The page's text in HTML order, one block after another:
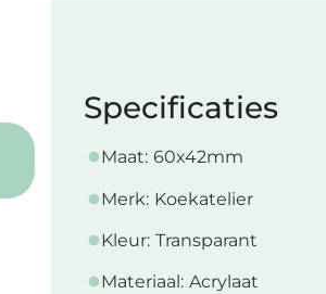
Specificaties
Maat: 60x42mm
Merk: Koekatelier
Kleur: Transparant
Materiaal: Acrylaat